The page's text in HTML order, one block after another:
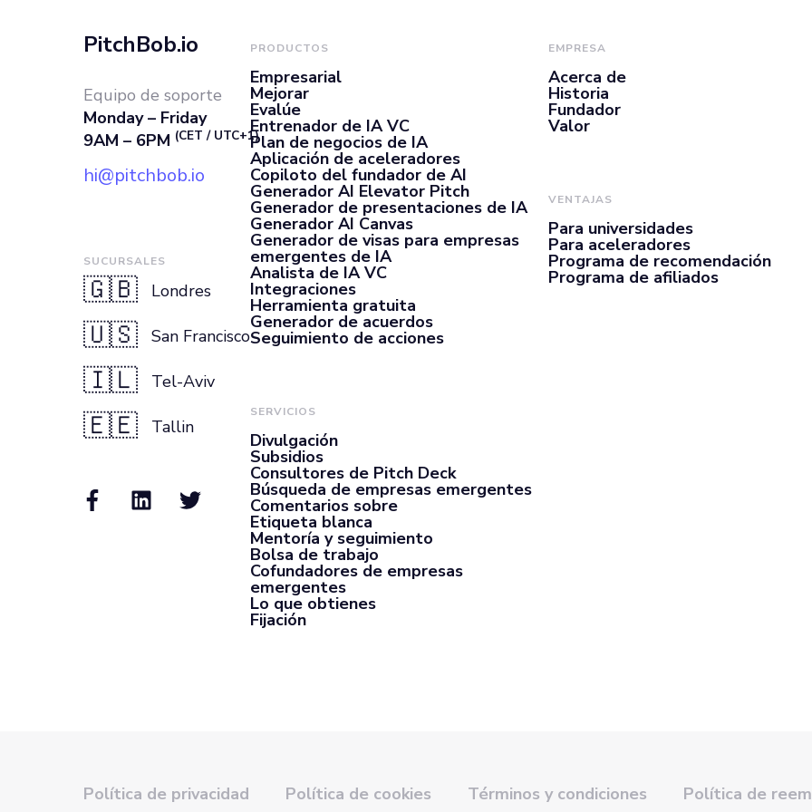
pacientes, y»
PitchBob.io
Equipo de soporte
Monday – Friday
9AM – 6PM (CET / UTC+1)
hi@pitchbob.io
SUCURSALES
🇬🇧 Londres
🇺🇸 San Francisco
🇮🇱 Tel-Aviv
🇪🇪 Tallin
PRODUCTOS
Empresarial
Mejorar
Evalúe
Entrenador de IA VC
Plan de negocios de IA
Aplicación de aceleradores
Copiloto del fundador de AI
Generador AI Elevator Pitch
Generador de presentaciones de IA
Generador AI Canvas
Generador de visas para empresas
emergentes de IA
Analista de IA VC
Integraciones
Herramienta gratuita
Generador de acuerdos
Seguimiento de acciones
SERVICIOS
Divulgación
Subsidios
Consultores de Pitch Deck
Búsqueda de empresas emergentes
Comentarios sobre
Etiqueta blanca
Mentoría y seguimiento
Bolsa de trabajo
Cofundadores de empresas
emergentes
Lo que obtienes
Fijación
EMPRESA
Acerca de
Historia
Fundador
Valor
VENTAJAS
Para universidades
Para aceleradores
Programa de recomendación
Programa de afiliados
Política de privacidad Política de cookies Términos y condiciones Política de